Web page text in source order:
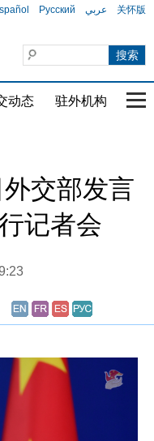
Русский عربي 关怀版
动态 驻外机构 国
交部发言
记者会